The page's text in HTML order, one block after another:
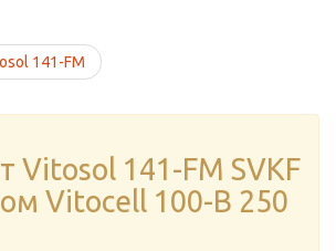
141-FM
Vitosol 141-FM SVKF
Vitocell 100-B 250